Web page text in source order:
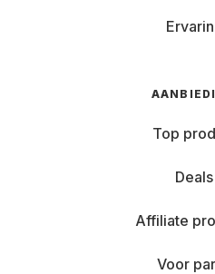
Top
Affiliate
Voor